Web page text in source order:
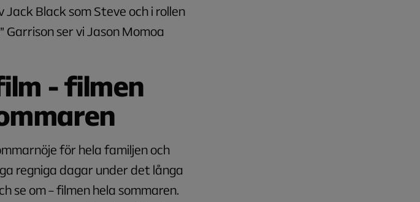
Black som Steve och i rollen
Garrison ser vi Jason Momoa
- filmen
för hela familjen och
regniga dagar under det långa
se om – filmen hela sommaren.